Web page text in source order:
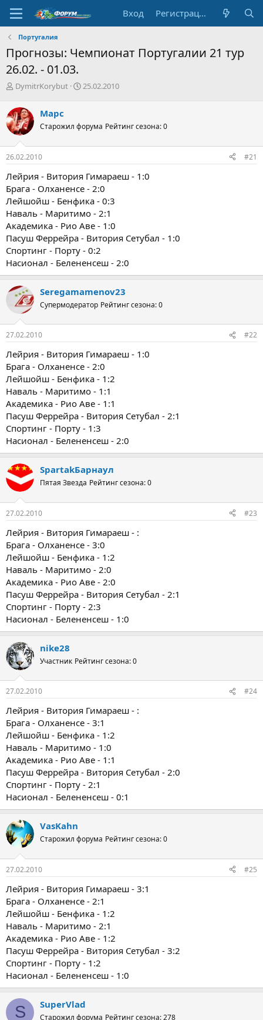
Вход Регистрация
Португалия
Прогнозы: Чемпионат Португалии 21 тур
26.02. - 01.03.
А
т
о
р
т
е
м
DymitrKorybut
Д
н
ч
а
25.02.2010
Марс
Старожил форума Рейтинг сезона: 0
26.02.2010 #21
Лейрия - Витория Гимараеш - 1:0
Брага - Олханенсе - 2:0
Лейшойш - Бенфика - 0:3
Наваль - Маритимо - 2:1
Академика - Рио Аве - 1:0
Пасуш Феррейра - Витория Сетубал - 1:0
Спортинг - Порту - 0:2
Насионал - Белененсеш - 2:0
Seregamamenov23
Супермодератор Рейтинг сезона: 0
27.02.2010 #22
Лейрия - Витория Гимараеш - 1:0
Брага - Олханенсе - 2:0
Лейшойш - Бенфика - 1:2
Наваль - Маритимо - 1:1
Академика - Рио Аве - 1:1
Пасуш Феррейра - Витория Сетубал - 2:1
Спортинг - Порту - 1:3
Насионал - Белененсеш - 2:0
SpartakБарнаул
Пятая Звезда Рейтинг сезона: 0
27.02.2010 #23
Лейрия - Витория Гимараеш - :
Брага - Олханенсе - 3:0
Лейшойш - Бенфика - 1:2
Наваль - Маритимо - 2:0
Академика - Рио Аве - 2:0
Пасуш Феррейра - Витория Сетубал - 2:1
Спортинг - Порту - 2:3
Насионал - Белененсеш - 1:0
nike28
Участник Рейтинг сезона: 0
27.02.2010 #24
Лейрия - Витория Гимараеш - :
Брага - Олханенсе - 3:1
Лейшойш - Бенфика - 1:2
Наваль - Маритимо - 1:0
Академика - Рио Аве - 1:1
Пасуш Феррейра - Витория Сетубал - 2:0
Спортинг - Порту - 2:1
Насионал - Белененсеш - 0:1
VasKahn
Старожил форума Рейтинг сезона: 0
27.02.2010 #25
Лейрия - Витория Гимараеш - 3:1
Брага - Олханенсе - 2:1
Лейшойш - Бенфика - 1:2
Наваль - Маритимо - 2:1
Академика - Рио Аве - 1:2
Пасуш Феррейра - Витория Сетубал - 3:2
Спортинг - Порту - 1:2
Насионал - Белененсеш - 1:0
S SuperVlad
Старожил форума Рейтинг сезона: 278